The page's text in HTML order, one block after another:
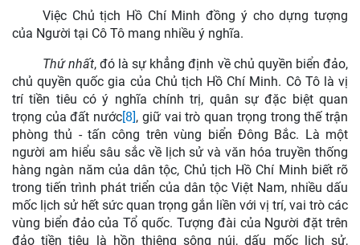
Việc Chủ tịch Hồ Chí Minh đồng ý cho dựng tượng
của Người tại Cô Tô mang nhiều ý nghĩa.
Thứ nhất, đó là sự khẳng định về chủ quyền biển đảo,
chủ quyền quốc gia của Chủ tịch Hồ Chí Minh. Cô Tô là vị
trí tiền tiêu có ý nghĩa chính trị, quân sự đặc biệt quan
trọng của đất nước[8], giữ vai trò quan trọng trong thế trận
phòng thủ - tấn công trên vùng biển Đông Bắc. Là một
người am hiểu sâu sắc về lịch sử và văn hóa truyền thống
hàng ngàn năm của dân tộc, Chủ tịch Hồ Chí Minh biết rõ
trong tiến trình phát triển của dân tộc Việt Nam, nhiều dấu
mốc lịch sử hết sức quan trọng gắn liền với vị trí, vai trò các
vùng biển đảo của Tổ quốc. Tượng đài của Người đặt trên
đảo tiền tiêu là hồn thiêng sông núi, dấu mốc lịch sử,